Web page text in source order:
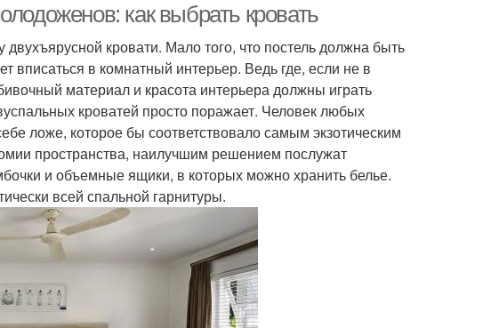
как выбрать кровать
кровати. Мало того, что постель должна быть
вписаться в комнатный интерьер. Ведь где, если не в
материал и красота интерьера должны играть
кроватей просто поражает. Человек любых
ложе, которое бы соответствовало самым экзотическим
пространства, наилучшим решением послужат
и объемные ящики, в которых можно хранить белье.
всей спальной гарнитуры.